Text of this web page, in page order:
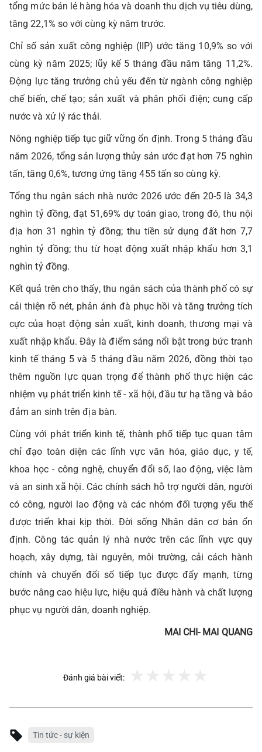
tổng mức bán lẻ hàng hóa và doanh thu dịch vụ tiêu dùng,
tăng 22,1% so với cùng kỳ năm trước.
Chỉ số sản xuất công nghiệp (IIP) ước tăng 10,9% so với
cùng kỳ năm 2025; lũy kế 5 tháng đầu năm tăng 11,2%.
Động lực tăng trưởng chủ yếu đến từ ngành công nghiệp
chế biến, chế tạo; sản xuất và phân phối điện; cung cấp
nước và xử lý rác thải.
Nông nghiệp tiếp tục giữ vững ổn định. Trong 5 tháng đầu
năm 2026, tổng sản lượng thủy sản ước đạt hơn 75 nghìn
tấn, tăng 0,6%, tương ứng tăng 455 tấn so cùng kỳ.
Tổng thu ngân sách nhà nước 2026 ước đến 20-5 là 34,3
nghìn tỷ đồng, đạt 51,69% dự toán giao, trong đó, thu nội
địa hơn 31 nghìn tỷ đồng; thu tiền sử dụng đất hơn 7,7
nghìn tỷ đồng; thu từ hoạt động xuất nhập khẩu hơn 3,1
nghìn tỷ đồng.
Kết quả trên cho thấy, thu ngân sách của thành phố có sự
cải thiện rõ nét, phản ánh đà phục hồi và tăng trưởng tích
cực của hoạt động sản xuất, kinh doanh, thương mại và
xuất nhập khẩu. Đây là điểm sáng nổi bật trong bức tranh
kinh tế tháng 5 và 5 tháng đầu năm 2026, đồng thời tạo
thêm nguồn lực quan trọng để thành phố thực hiện các
nhiệm vụ phát triển kinh tế - xã hội, đầu tư hạ tầng và bảo
đảm an sinh trên địa bàn.
Cùng với phát triển kinh tế, thành phố tiếp tục quan tâm
chỉ đạo toàn diện các lĩnh vực văn hóa, giáo dục, y tế,
khoa học - công nghệ, chuyển đổi số, lao động, việc làm
và an sinh xã hội. Các chính sách hỗ trợ người dân, người
có công, người lao động và các nhóm đối tượng yếu thế
được triển khai kịp thời. Đời sống Nhân dân cơ bản ổn
định. Công tác quản lý nhà nước trên các lĩnh vực quy
hoạch, xây dựng, tài nguyên, môi trường, cải cách hành
chính và chuyển đổi số tiếp tục được đẩy mạnh, từng
bước nâng cao hiệu lực, hiệu quả điều hành và chất lượng
phục vụ người dân, doanh nghiệp.
MAI CHI- MAI QUANG
Đánh giá bài viết:
Tin tức - sự kiện